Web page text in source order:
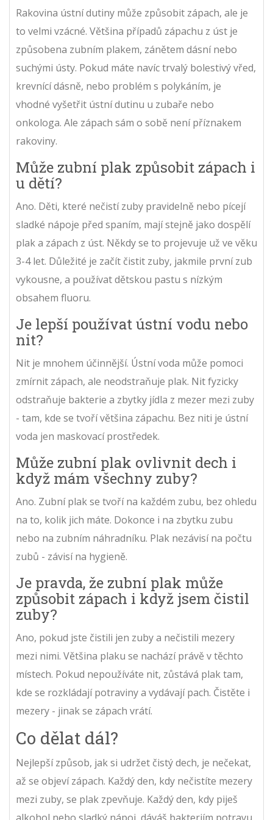
Rakovina ústní dutiny může způsobit zápach, ale je
to velmi vzácné. Většina případů zápachu z úst je
způsobena zubním plakem, zánětem dásní nebo
suchými ústy. Pokud máte navíc trvalý bolestivý vřed,
krevnící dásně, nebo problém s polykáním, je
vhodné vyšetřit ústní dutinu u zubaře nebo
onkologa. Ale zápach sám o sobě není příznakem
rakoviny.
Může zubní plak způsobit zápach i
u dětí?
Ano. Děti, které nečistí zuby pravidelně nebo pícejí
sladké nápoje před spaním, mají stejně jako dospělí
plak a zápach z úst. Někdy se to projevuje už ve věku
3-4 let. Důležité je začít čistit zuby, jakmile první zub
vykousne, a používat dětskou pastu s nízkým
obsahem fluoru.
Je lepší používat ústní vodu nebo
nit?
Nit je mnohem účinnější. Ústní voda může pomoci
zmírnit zápach, ale neodstraňuje plak. Nit fyzicky
odstraňuje bakterie a zbytky jídla z mezer mezi zuby
- tam, kde se tvoří většina zápachu. Bez niti je ústní
voda jen maskovací prostředek.
Může zubní plak ovlivnit dech i
když mám všechny zuby?
Ano. Zubní plak se tvoří na každém zubu, bez ohledu
na to, kolik jich máte. Dokonce i na zbytku zubu
nebo na zubním náhradníku. Plak nezávisí na počtu
zubů - závisí na hygieně.
Je pravda, že zubní plak může
způsobit zápach i když jsem čistil
zuby?
Ano, pokud jste čistili jen zuby a nečistili mezery
mezi nimi. Většina plaku se nachází právě v těchto
místech. Pokud nepoužíváte nit, zůstává plak tam,
kde se rozkládají potraviny a vydávají pach. Čistěte i
mezery - jinak se zápach vrátí.
Co dělat dál?
Nejlepší způsob, jak si udržet čistý dech, je nečekat,
až se objeví zápach. Každý den, kdy nečistíte mezery
mezi zuby, se plak zpevňuje. Každý den, kdy piješ
alkohol nebo sladký nápoj, dáváš bakteriím potravu.